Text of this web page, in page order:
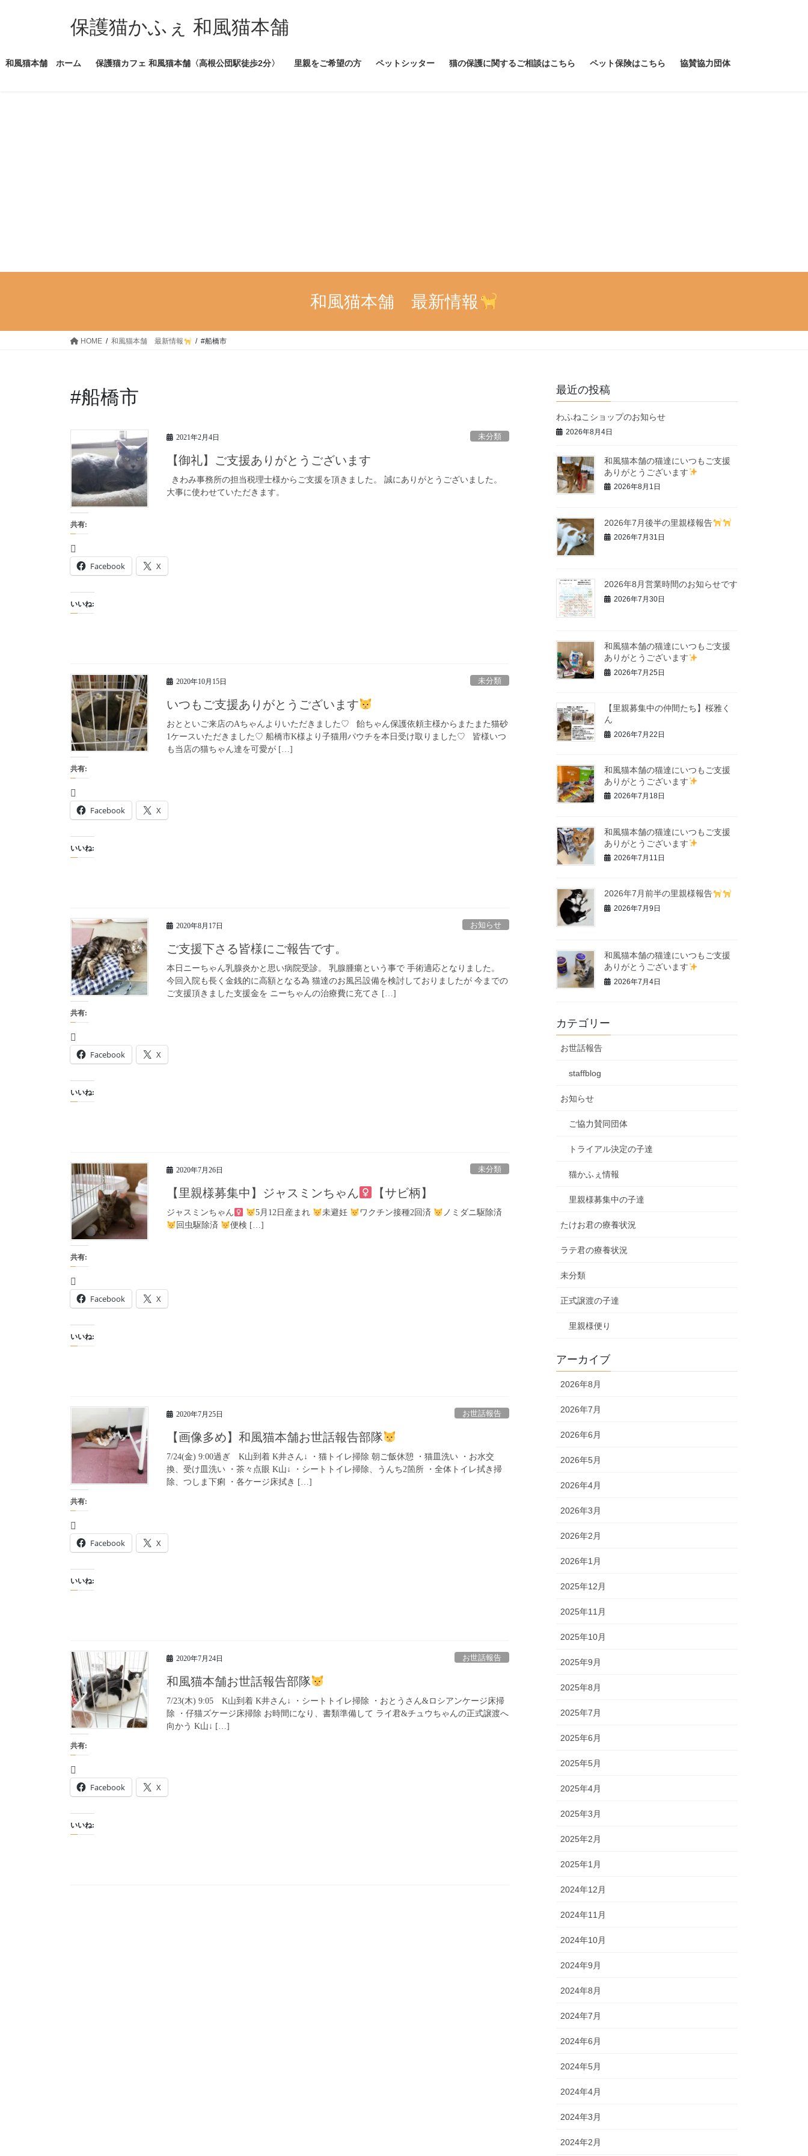
ツ
シ
保護猫かふぇ 和風猫本舗
和風猫本舗 ホーム 保護猫カフェ 和風猫本舗〈高根公団駅徒歩2分〉 里親をご希望の方 ペットシッター 猫の保護に関するご相談はこちら ペット保険はこちら 協賛協力団体
和風猫本舗 最新情報
HOME 和風猫本舗 最新情報 #船橋市
#船橋市
2021年2月4日 未分類
【御礼】ご支援ありがとうございます
きわみ事務所の担当税理士様からご支援を頂きました。 誠にありがとうございました。
大事に使わせていただきます。
共有:
Facebook X
いいね:
2020年10月15日 未分類
いつもご支援ありがとうございます
おとといご来店のAちゃんよりいただきました♡ 飴ちゃん保護依頼主様からまたまた猫砂
1ケースいただきました♡ 船橋市K様より子猫用パウチを本日受け取りました♡ 皆様いつ
も当店の猫ちゃん達を可愛が […]
共有:
Facebook X
いいね:
2020年8月17日 お知らせ
ご支援下さる皆様にご報告です。
本日ニーちゃん乳腺炎かと思い病院受診。 乳腺腫瘍という事で 手術適応となりました。
今回入院も長く金銭的に高額となる為 猫達のお風呂設備を検討しておりましたが 今までの
ご支援頂きました支援金を ニーちゃんの治療費に充てさ […]
共有:
Facebook X
いいね:
2020年7月26日 未分類
【里親様募集中】ジャスミンちゃん 【サビ柄】
ジャスミンちゃん 5月12日産まれ 未避妊 ワクチン接種2回済
ノミダニ駆除済
回虫駆除済
便検 […]
共有:
Facebook X
いいね:
2020年7月25日 お世話報告
【画像多め】和風猫本舗お世話報告部隊
7/24(金) 9:00過ぎ K山到着 K井さん↓ ・猫トイレ掃除 朝ご飯休憩 ・猫皿洗い ・お水交
換、受け皿洗い ・茶々点眼 K山↓ ・シートトイレ掃除、うんち2箇所 ・全体トイレ拭き掃
除、つしま下痢 ・各ケージ床拭き […]
共有:
Facebook X
いいね:
2020年7月24日 お世話報告
和風猫本舗お世話報告部隊
7/23(木) 9:05 K山到着 K井さん↓ ・シートトイレ掃除 ・おとうさん&ロシアンケージ床掃
除 ・仔猫ズケージ床掃除 お時間になり、書類準備して ライ君&チュウちゃんの正式譲渡へ
向かう K山↓ […]
共有:
Facebook X
いいね:
最近の投稿
わふねこショップのお知らせ
2026年8月4日
和風猫本舗の猫達にいつもご支援
ありがとうございます
2026年8月1日
2026年7月後半の里親様報告
2026年7月31日
2026年8月営業時間のお知らせです
2026年7月30日
和風猫本舗の猫達にいつもご支援
ありがとうございます
2026年7月25日
【里親募集中の仲間たち】桜雅く
ん
2026年7月22日
和風猫本舗の猫達にいつもご支援
ありがとうございます
2026年7月18日
和風猫本舗の猫達にいつもご支援
ありがとうございます
2026年7月11日
2026年7月前半の里親様報告
2026年7月9日
和風猫本舗の猫達にいつもご支援
ありがとうございます
2026年7月4日
カテゴリー
お世話報告
staffblog
お知らせ
ご協力賛同団体
トライアル決定の子達
猫かふぇ情報
里親様募集中の子達
たけお君の療養状況
ラテ君の療養状況
未分類
正式譲渡の子達
里親様便り
アーカイブ
2026年8月
2026年7月
2026年6月
2026年5月
2026年4月
2026年3月
2026年2月
2026年1月
2025年12月
2025年11月
2025年10月
2025年9月
2025年8月
2025年7月
2025年6月
2025年5月
2025年4月
2025年3月
2025年2月
2025年1月
2024年12月
2024年11月
2024年10月
2024年9月
2024年8月
2024年7月
2024年6月
2024年5月
2024年4月
2024年3月
2024年2月